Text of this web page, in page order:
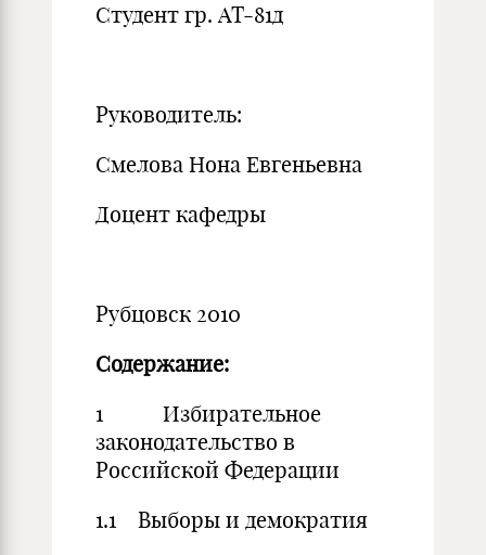
Студент гр. АТ-81д
Руководитель:
Смелова Нона Евгеньевна
Доцент кафедры
Рубцовск 2010
Содержание:
1 Избирательное
законодательство в
Российской Федерации
1.1 Выборы и демократия